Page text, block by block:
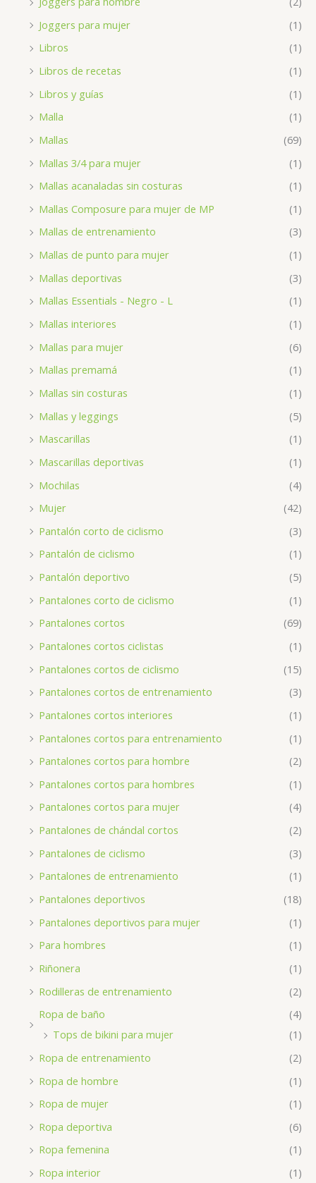
Joggers para mujer
(1)
Libros
(1)
Libros de recetas
(1)
Libros y guías
(1)
Malla
(1)
Mallas
(69)
Mallas 3/4 para mujer
(1)
Mallas acanaladas sin costuras
(1)
Mallas Composure para mujer de MP
(1)
Mallas de entrenamiento
(3)
Mallas de punto para mujer
(1)
Mallas deportivas
(3)
Mallas Essentials - Negro - L
(1)
Mallas interiores
(1)
Mallas para mujer
(6)
Mallas premamá
(1)
Mallas sin costuras
(1)
Mallas y leggings
(5)
Mascarillas
(1)
Mascarillas deportivas
(1)
Mochilas
(4)
Mujer
(42)
Pantalón corto de ciclismo
(3)
Pantalón de ciclismo
(1)
Pantalón deportivo
(5)
Pantalones corto de ciclismo
(1)
Pantalones cortos
(69)
Pantalones cortos ciclistas
(1)
Pantalones cortos de ciclismo
(15)
Pantalones cortos de entrenamiento
(3)
Pantalones cortos interiores
(1)
Pantalones cortos para entrenamiento
(1)
Pantalones cortos para hombre
(2)
Pantalones cortos para hombres
(1)
Pantalones cortos para mujer
(4)
Pantalones de chándal cortos
(2)
Pantalones de ciclismo
(3)
Pantalones de entrenamiento
(1)
Pantalones deportivos
(18)
Pantalones deportivos para mujer
(1)
Para hombres
(1)
Riñonera
(1)
Rodilleras de entrenamiento
(2)
Ropa de baño
(4)
Tops de bikini para mujer
(1)
Ropa de entrenamiento
(2)
Ropa de hombre
(1)
Ropa de mujer
(1)
Ropa deportiva
(6)
Ropa femenina
(1)
Ropa interior
(1)